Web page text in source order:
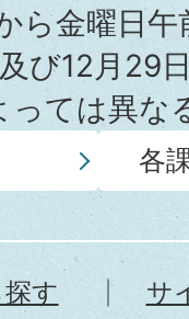
ら金曜日
び12月29
っては異
各
す
サ